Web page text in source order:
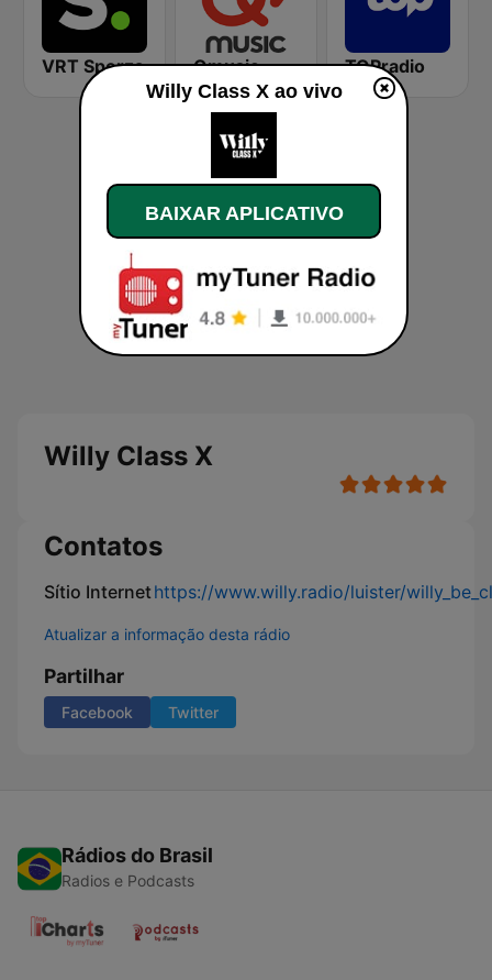
VRT Sporza Qmusic TOPradio
Willy Class X
Contatos
Sítio Internethttps://www.willy.radio/luister/
Atualizar a informação desta rádio
Partilhar
Facebook Twitter
Rádios do Brasil
Radios e Podcasts
Willy Class X ao vivo
BAIXAR APLICATIVO